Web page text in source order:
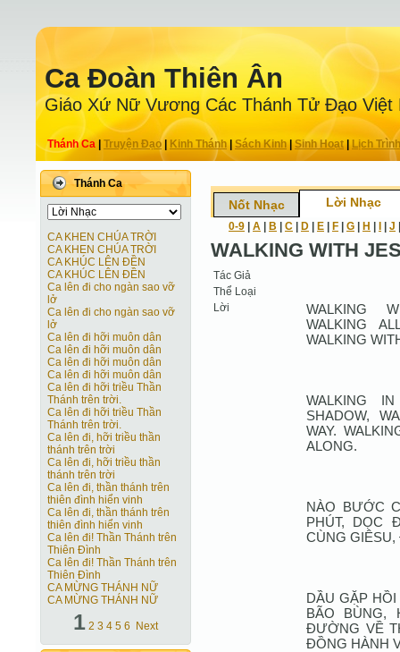
Ca Ðoàn Thiên Ân
Giáo Xứ Nữ Vương Các Thánh Tử Ðạo Việt
Thánh Ca Truyện Ðạo| Kinh Thánh Sách Kinh|Sinh Hoạt| Lịch Trình
Thánh Ca
CA KHEN CHÚA TRỜI
CA KHEN CHÚA TRỜI
CA KHÚC LÊN ĐỀN
CA KHÚC LÊN ĐỀN
Ca lên đi cho ngàn sao vỡ
lở
Ca lên đi cho ngàn sao vỡ
lở
Ca lên đi hỡi muôn dân
Ca lên đi hỡi muôn dân
Ca lên đi hỡi muôn dân
Ca lên đi hỡi muôn dân
Ca lên đi hỡi triều Thần
Thánh trên trời.
Ca lên đi hỡi triều Thần
Thánh trên trời.
Ca lên đi, hỡi triều thần
thánh trên trời
Ca lên đi, hỡi triều thần
thánh trên trời
Ca lên đi, thần thánh trên
thiên đình hiển vinh
Ca lên đi, thần thánh trên
thiên đình hiển vinh
Ca lên đi! Thần Thánh trên
Thiên Ðình
Ca lên đi! Thần Thánh trên
Thiên Ðình
CA MỪNG THÁNH NỮ
CA MỪNG THÁNH NỮ
1 2 3 4 5 6 Next
Nốt Nhạc Lời Nhạc
0-9 A B C D E F G H J
WALKING WITH
Tác Giả
Thể Loại
Lời
WALKING
WALKING
WALKING
WALKING
SHADOW,
WAY.
ALONG.
NÀO BƯỚC
PHÚT, DỌC
CÙNG
DẦU GẶP
BÃO BÙNG,
ĐƯỜNG VỀ
ĐỒNG HÀNH